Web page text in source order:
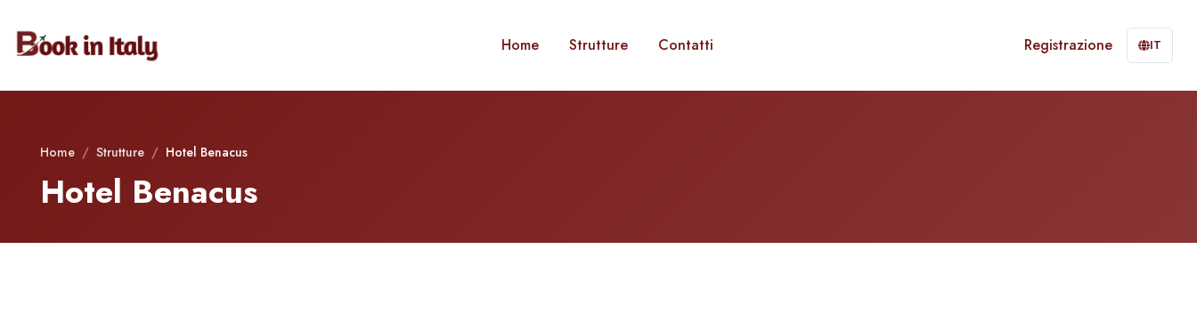
Home Strutture Contatti Registrazione IT
Home / Strutture / Hotel Benacus
Hotel Benacus